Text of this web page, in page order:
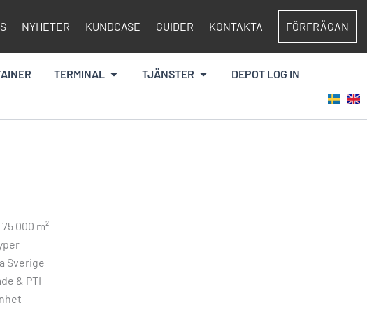
NYHETER KUNDCASE GUIDER KONTAKTA FÖRFRÅGAN
TERMINAL Öppna Terminal
TJÄNSTER Öppna Tjänster
DEPOT LOG IN
000 m²
Sverige
& PTI